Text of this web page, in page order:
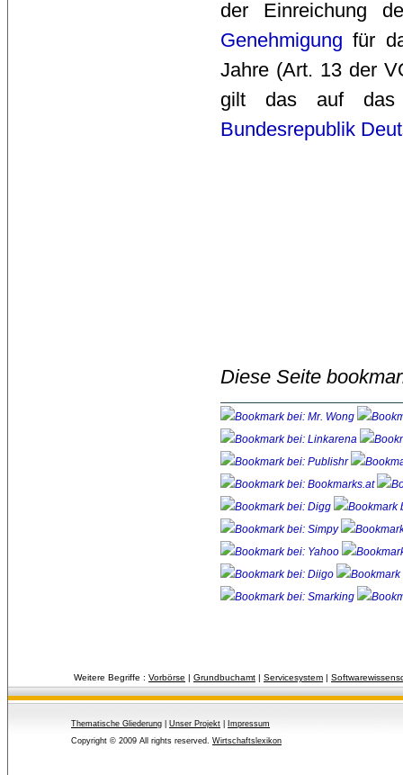
der Einreichung
Genehmigung für
Jahre (Art. 13 der
gilt das auf
Bundesrepublik
Diese Seite
Weitere Begriffe : Vorbörse | Grundbuchamt | Servicesystem |
Thematische Gliederung Unser Projekt
Impressum
Copyright © 2009 All rights reserved. Wirtschaftslexikon